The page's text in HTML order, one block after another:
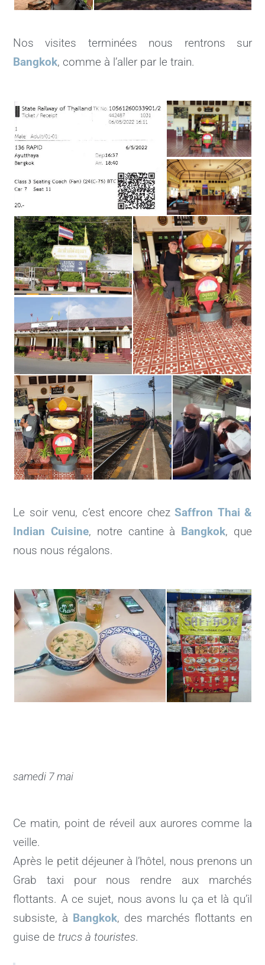
Nos visites terminées nous rentrons sur
Bangkok, comme à l’aller par le train.
Le soir venu, c’est encore chez Saffron Thai &
Indian Cuisine, notre cantine à Bangkok, que
nous nous régalons.
samedi 7 mai
Ce matin, point de réveil aux aurores comme la
veille.
Après le petit déjeuner à l’hôtel, nous prenons un
Grab taxi pour nous rendre aux marchés
flottants. A ce sujet, nous avons lu ça et là qu’il
subsiste, à Bangkok, des marchés flottants en
guise de trucs à touristes.